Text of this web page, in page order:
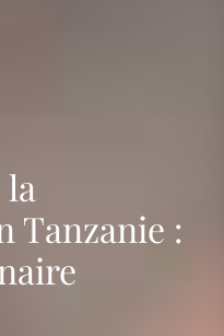
la
Tanzanie :